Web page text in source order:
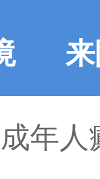
成年人